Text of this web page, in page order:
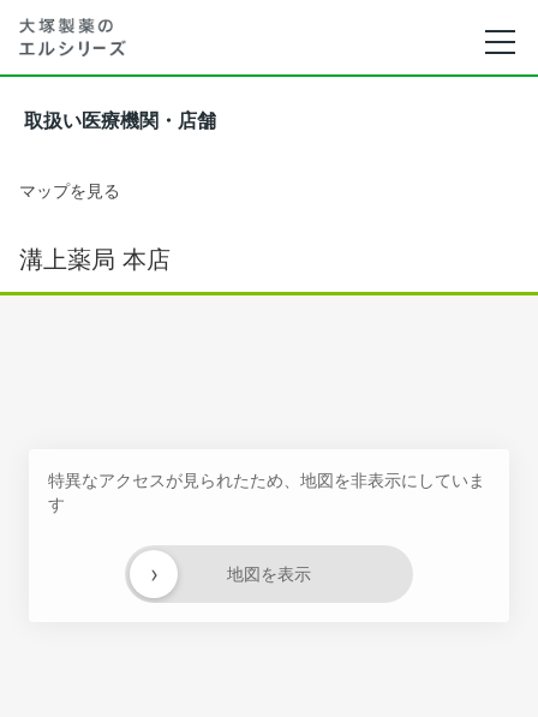
取扱い医療機関・店舗
マップを見る
溝上薬局 本店
特異なアクセスが見られたため、地図を非表示にしていま
す
地図を表示
›